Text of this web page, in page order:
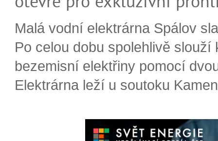
Malá vodní elektrárna Spálov
Po celou dobu spolehlivě slouží
bezemisní elektřiny pomocí
Elektrárna leží u soutoku